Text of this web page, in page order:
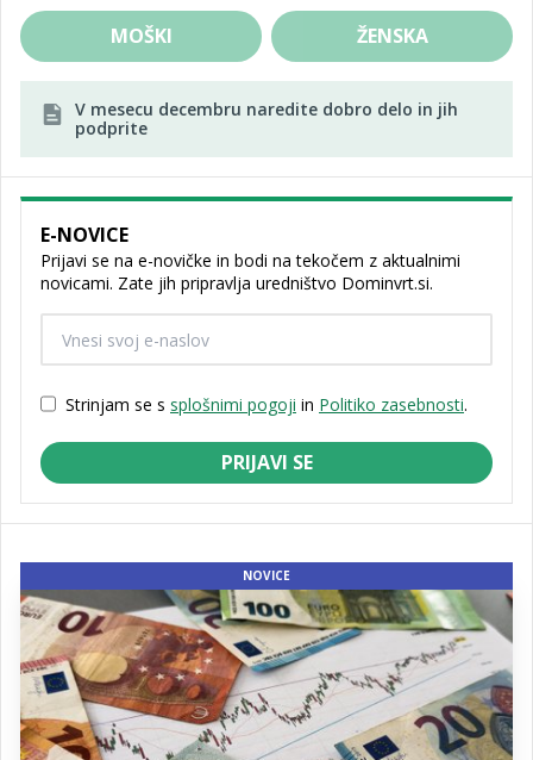
MOŠKI ŽENSKA
V mesecu decembru naredite dobro delo in jih
podprite
E-NOVICE
Prijavi se na e-novičke in bodi na tekočem z aktualnimi
novicami. Zate jih pripravlja uredništvo Dominvrt.si.
Strinjam se s splošnimi pogoji in Politiko zasebnosti.
PRIJAVI SE
NOVICE